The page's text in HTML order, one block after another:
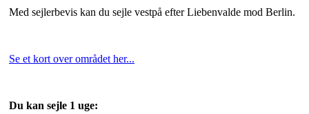
Med sejlerbevis kan du sejle vestpå efter Liebenvalde mod Berlin.
Se et kort over området her...
Du kan sejle 1 uge: